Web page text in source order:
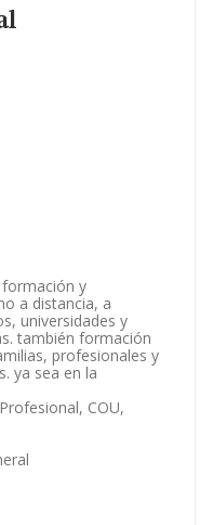
y
a distancia, a
universidades y
también formación
profesionales y
ya sea en la
COU,